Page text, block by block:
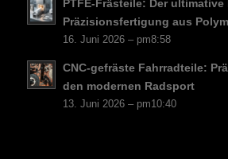
PTFE-Frästeile: Der
Präzisionsfertigung aus
16. Juni 2026 – pm8:58
CNC-gefräste Fahrradteile:
den modernen Radsport
13. Juni 2026 – pm10:40
RU
NL
PL
TR